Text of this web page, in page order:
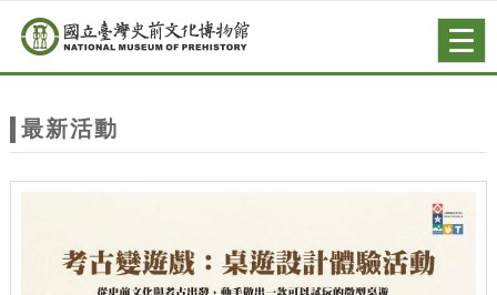
站
主
跳到主要內容
網站導覽
最新活動